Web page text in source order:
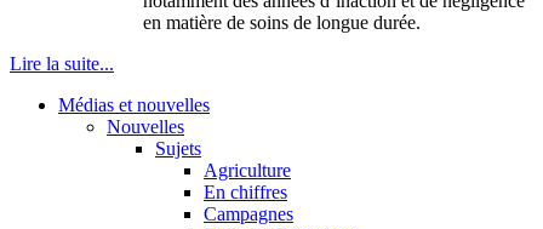
en matière de soins de longue durée.
Lire la suite...
Médias et nouvelles
Nouvelles
Sujets
Agriculture
En chiffres
Campagnes